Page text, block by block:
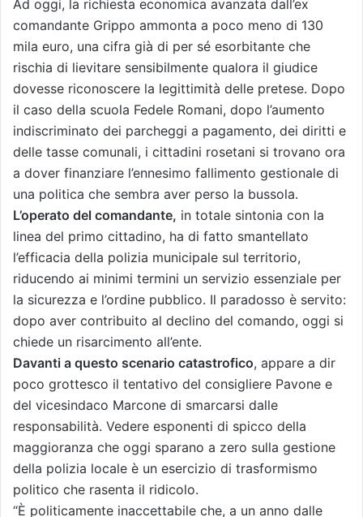
Ad oggi, la richiesta economica avanzata dall’ex
comandante Grippo ammonta a poco meno di 130
mila euro, una cifra già di per sé esorbitante che
rischia di lievitare sensibilmente qualora il giudice
dovesse riconoscere la legittimità delle pretese. Dopo
il caso della scuola Fedele Romani, dopo l’aumento
indiscriminato dei parcheggi a pagamento, dei diritti e
delle tasse comunali, i cittadini rosetani si trovano ora
a dover finanziare l’ennesimo fallimento gestionale di
una politica che sembra aver perso la bussola.
L’operato del comandante, in totale sintonia con la
linea del primo cittadino, ha di fatto smantellato
l’efficacia della polizia municipale sul territorio,
riducendo ai minimi termini un servizio essenziale per
la sicurezza e l’ordine pubblico. Il paradosso è servito:
dopo aver contribuito al declino del comando, oggi si
chiede un risarcimento all’ente.
Davanti a questo scenario catastrofico, appare a dir
poco grottesco il tentativo del consigliere Pavone e
del vicesindaco Marcone di smarcarsi dalle
responsabilità. Vedere esponenti di spicco della
maggioranza che oggi sparano a zero sulla gestione
della polizia locale è un esercizio di trasformismo
politico che rasenta il ridicolo.
“È politicamente inaccettabile che, a un anno dalle